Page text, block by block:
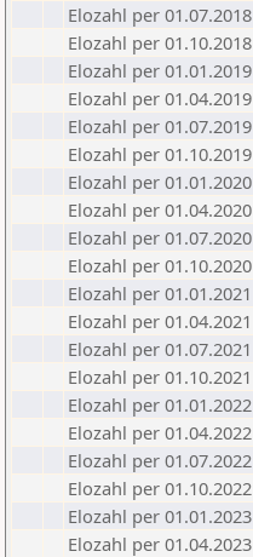
Elozahl per 01.07.2018
Elozahl per 01.10.2018
Elozahl per 01.01.2019
Elozahl per 01.04.2019
Elozahl per 01.07.2019
Elozahl per 01.10.2019
Elozahl per 01.01.2020
Elozahl per 01.04.2020
Elozahl per 01.07.2020
Elozahl per 01.10.2020
Elozahl per 01.01.2021
Elozahl per 01.04.2021
Elozahl per 01.07.2021
Elozahl per 01.10.2021
Elozahl per 01.01.2022
Elozahl per 01.04.2022
Elozahl per 01.07.2022
Elozahl per 01.10.2022
Elozahl per 01.01.2023
Elozahl per 01.04.2023